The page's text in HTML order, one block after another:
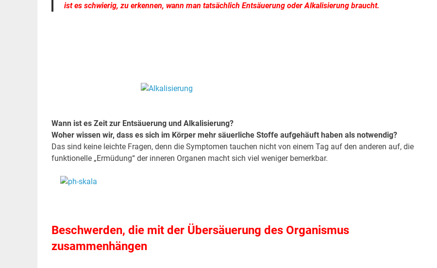
ist es schwierig, zu erkennen, wann man tatsächlich Entsäuerung oder Alkalisierung braucht.
Wann ist es Zeit zur Entsäuerung und Alkalisierung?
Woher wissen wir, dass es sich im Körper mehr säuerliche Stoffe aufgehäuft haben als notwendig?
Das sind keine leichte Fragen, denn die Symptomen tauchen nicht von einem Tag auf den anderen auf, die
funktionelle „Ermüdung“ der inneren Organen macht sich viel weniger bemerkbar.
Beschwerden, die mit der Übersäuerung des Organismus
zusammenhängen